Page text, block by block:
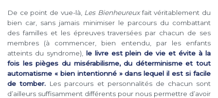
De ce point de vue-là, Les Bienheureuxfait véritablement du
bien car, sans jamais minimiser le parcours du combattant
des familles et les épreuves traversées par chacun de ses
membres (à commencer, bien entendu, par les enfants
atteints du syndrome), le livre est plein de vie et évite à la
fois les pièges du misérabilisme, du déterminisme et tout
automatisme « bien intentionné » dans lequel il est si facile
de tomber. Les parcours et personnalités de chacun sont
d’ailleurs suffisamment différents pour nous permettre d’avoir